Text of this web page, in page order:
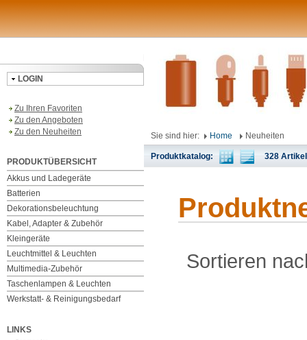
LOGIN
Zu Ihren Favoriten
Zu den Angeboten
Zu den Neuheiten
PRODUKTÜBERSICHT
Akkus und Ladegeräte
Batterien
Dekorationsbeleuchtung
Kabel, Adapter & Zubehör
Kleingeräte
Leuchtmittel & Leuchten
Multimedia-Zubehör
Taschenlampen & Leuchten
Werkstatt- & Reinigungsbedarf
LINKS
Sie sind hier: Home Neuheiten
Produktkatalog: 328 Artikel
Sortieren